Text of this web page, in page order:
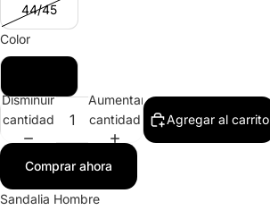
44/45
Color
Disminuir
cantidad
Aumentar
cantidad
Agregar al carrito
Comprar ahora
Sandalia Hombre